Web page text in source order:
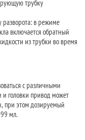
трубку
разворота: в режиме
включается обратный
из трубки во время
с различными
и головки привод может
при этом дозируемый
мл.